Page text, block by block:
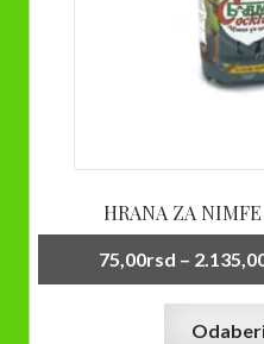
HRANA ZA
75,00rsd –